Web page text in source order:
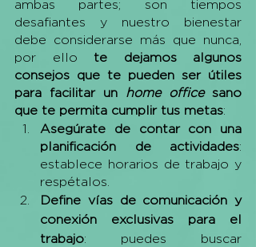
ambas partes; son tiempos
desafiantes y nuestro bienestar
debe considerarse más que nunca,
por ello te dejamos algunos
consejos que te pueden ser útiles
para facilitar un home office sano
que te permita cumplir tus metas:
Asegúrate de contar con una
planificación de actividades:
establece horarios de trabajo y
respétalos.
Define vías de comunicación y
conexión exclusivas para el
trabajo: puedes buscar